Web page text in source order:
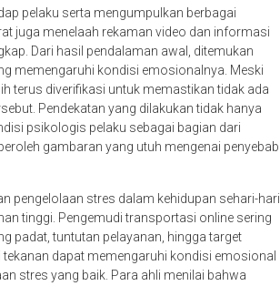
pelaku serta mengumpulkan berbagai
juga menelaah rekaman video dan informasi
Dari hasil pendalaman awal, ditemukan
memengaruhi kondisi emosionalnya. Meski
terus diverifikasi untuk memastikan tidak ada
Pendekatan yang dilakukan tidak hanya
psikologis pelaku sebagai bagian dari
gambaran yang utuh mengenai penyebab
pengelolaan stres dalam kehidupan sehari-hari,
tinggi. Pengemudi transportasi online sering
padat, tuntutan pelayanan, hingga target
dapat memengaruhi kondisi emosional
stres yang baik. Para ahli menilai bahwa